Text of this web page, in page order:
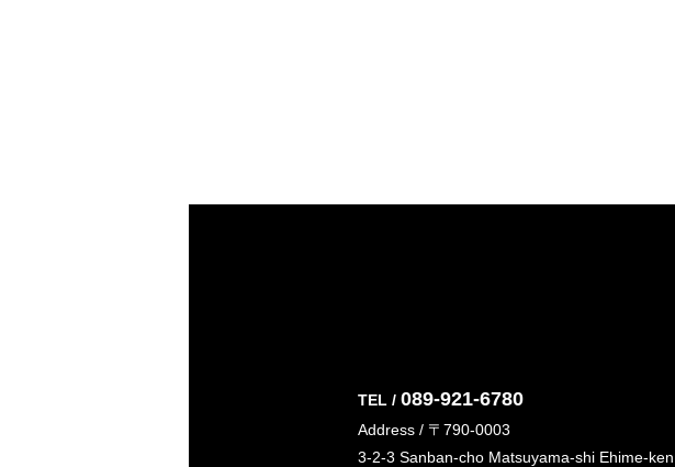
TEL / 089-921-6780
Address / 〒790-0003
3-2-3 Sanban-cho Matsuyama-shi Ehime-ken